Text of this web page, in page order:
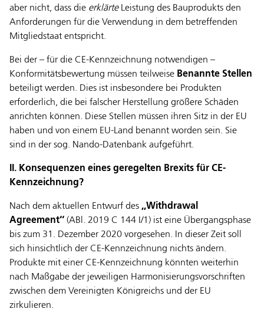
aber nicht, dass die erklärte Leistung des Bauprodukts den
Anforderungen für die Verwendung in dem betreffenden
Mitgliedstaat entspricht.
Bei der – für die CE-Kennzeichnung notwendigen –
Konformitätsbewertung müssen teilweise Benannte Stellen
beteiligt werden. Dies ist insbesondere bei Produkten
erforderlich, die bei falscher Herstellung größere Schäden
anrichten können. Diese Stellen müssen ihren Sitz in der EU
haben und von einem EU-Land benannt worden sein. Sie
sind in der sog. Nando-Datenbank aufgeführt.
II. Konsequenzen eines geregelten Brexits für CE-
Kennzeichnung?
Nach dem aktuellen Entwurf des ,,Withdrawal
Agreement‘‘ (ABl. 2019 C 144 I/1) ist eine Übergangsphase
bis zum 31. Dezember 2020 vorgesehen. In dieser Zeit soll
sich hinsichtlich der CE-Kennzeichnung nichts ändern.
Produkte mit einer CE-Kennzeichnung könnten weiterhin
nach Maßgabe der jeweiligen Harmonisierungsvorschriften
zwischen dem Vereinigten Königreichs und der EU
zirkulieren.